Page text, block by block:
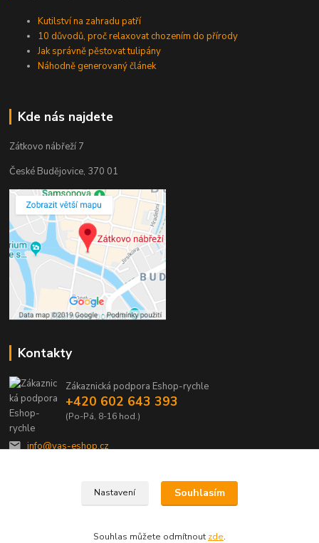
Kutilství na zahradu patří
10 důvodů, proč relaxovat chozením do přírody
Jak správně pěstovat tulipány
Náhodně generovaný článek
Kde nás najdete
Zátkovo nábřeží 7
České Budějovice, 370 01
Kontakty
Zákaznická podpora Eshop-rychle
+420 602 643 393
(Po-Pá, 8-16 hod.)
info@vas-eshop.cz
Nastavení Souhlasím
Souhlas můžete odmítnout zde.